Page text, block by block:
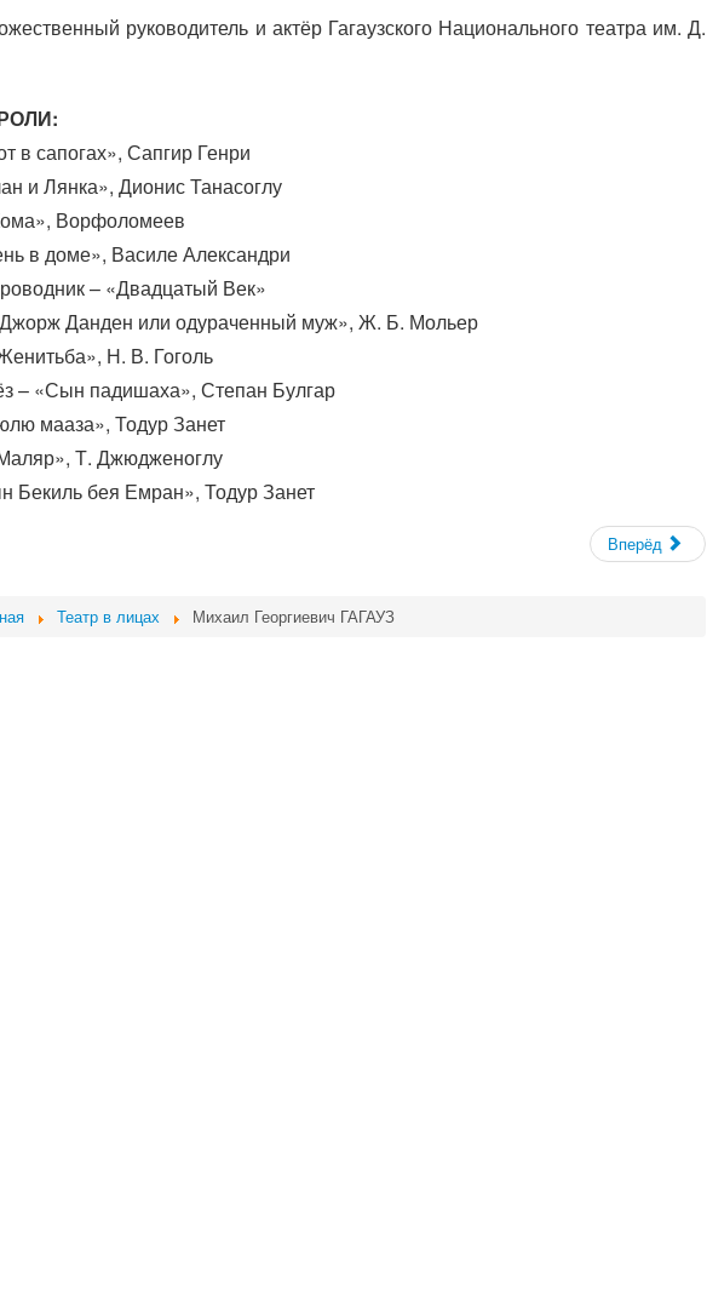
руководитель и актёр Гагаузского Национального театра им. Д.
в сапогах», Сапгир Генри
и Лянка», Дионис Танасоглу
Ворфоломеев
в доме», Василе Александри
– «Двадцатый Век»
Данден или одураченный муж», Ж. Б. Мольер
Н. В. Гоголь
– «Сын падишаха», Степан Булгар
мааза», Тодур Занет
Т. Джюдженоглу
бея Емран», Тодур Занет
Вперёд
Театр в лицах Михаил Георгиевич ГАГАУЗ